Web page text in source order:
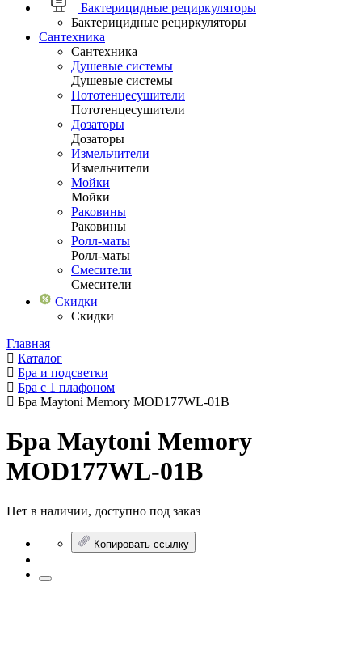
Бактерицидные рециркуляторы
Бактерицидные рециркуляторы
Сантехника
Сантехника
Душевые системы
Душевые системы
Пототенцесушители
Пототенцесушители
Дозаторы
Дозаторы
Измельчители
Измельчители
Мойки
Мойки
Раковины
Раковины
Ролл-маты
Ролл-маты
Смесители
Смесители
Скидки
Скидки
Главная
Каталог
Бра и подсветки
Бра с 1 плафоном
Бра Maytoni Memory MOD177WL-01B
Бра Maytoni Memory
MOD177WL-01B
Нет в наличии, доступно под заказ
Копировать ссылку